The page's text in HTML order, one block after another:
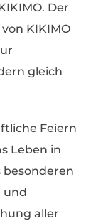
Der
KIKIMO
gleich
Feiern
Leben in
besonderen
und
aller